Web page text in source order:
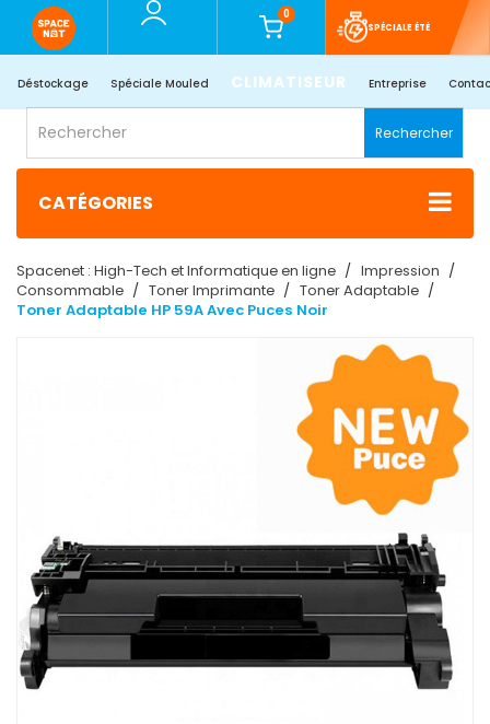
0
SPÉCIALE ÉTÉ
Déstockage Spéciale Mouled CLIMATISEUR Entreprise
Rechercher
CATÉGORIES
Spacenet : High-Tech et Informatique en ligne
Impression
Consommable
Toner Imprimante
Toner Adaptable
Toner Adaptable HP 59A Avec Puces Noir